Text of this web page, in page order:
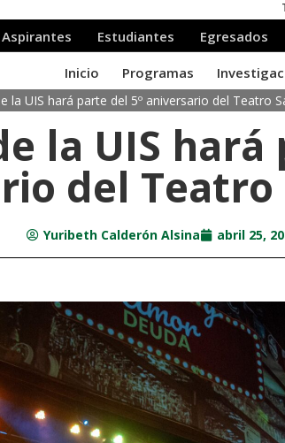
la UIS hará parte del 5º aniversario del Teatro
la UIS hará
del
Yuribeth Calderón Alsina abril 25,